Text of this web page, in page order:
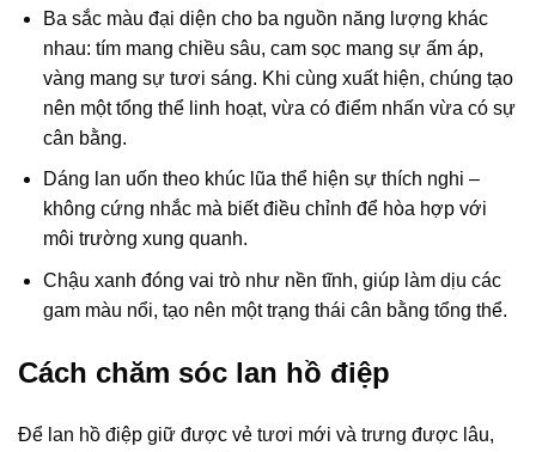
Ba sắc màu đại diện cho ba nguồn năng lượng khác
nhau: tím mang chiều sâu, cam sọc mang sự ấm áp,
vàng mang sự tươi sáng. Khi cùng xuất hiện, chúng tạo
nên một tổng thể linh hoạt, vừa có điểm nhấn vừa có sự
cân bằng.
Dáng lan uốn theo khúc lũa thể hiện sự thích nghi –
không cứng nhắc mà biết điều chỉnh để hòa hợp với
môi trường xung quanh.
Chậu xanh đóng vai trò như nền tĩnh, giúp làm dịu các
gam màu nổi, tạo nên một trạng thái cân bằng tổng thể.
Cách chăm sóc lan hồ điệp
Để lan hồ điệp giữ được vẻ tươi mới và trưng được lâu,